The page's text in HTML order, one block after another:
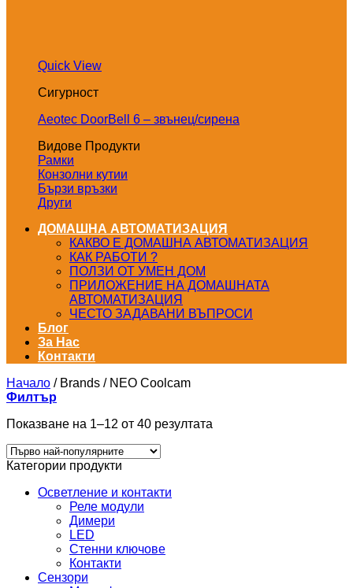
Quick View
Сигурност
Aeotec DoorBell 6 – звънец/сирена
Видове Продукти
Рамки
Конзолни кутии
Бързи връзки
Други
ДОМАШНА АВТОМАТИЗАЦИЯ
КАКВО Е ДОМАШНА АВТОМАТИЗАЦИЯ
КАК РАБОТИ ?
ПОЛЗИ ОТ УМЕН ДОМ
ПРИЛОЖЕНИЕ НА ДОМАШНАТА
АВТОМАТИЗАЦИЯ
ЧЕСТО ЗАДАВАНИ ВЪПРОСИ
Блог
За Нас
Контакти
Начало /Brands /NEO Coolcam
Филтър
Показване на 1–12 от 40 резултата
Категории продукти
Осветление и контакти
Реле модули
Димери
LED
Стенни ключове
Контакти
Сензори